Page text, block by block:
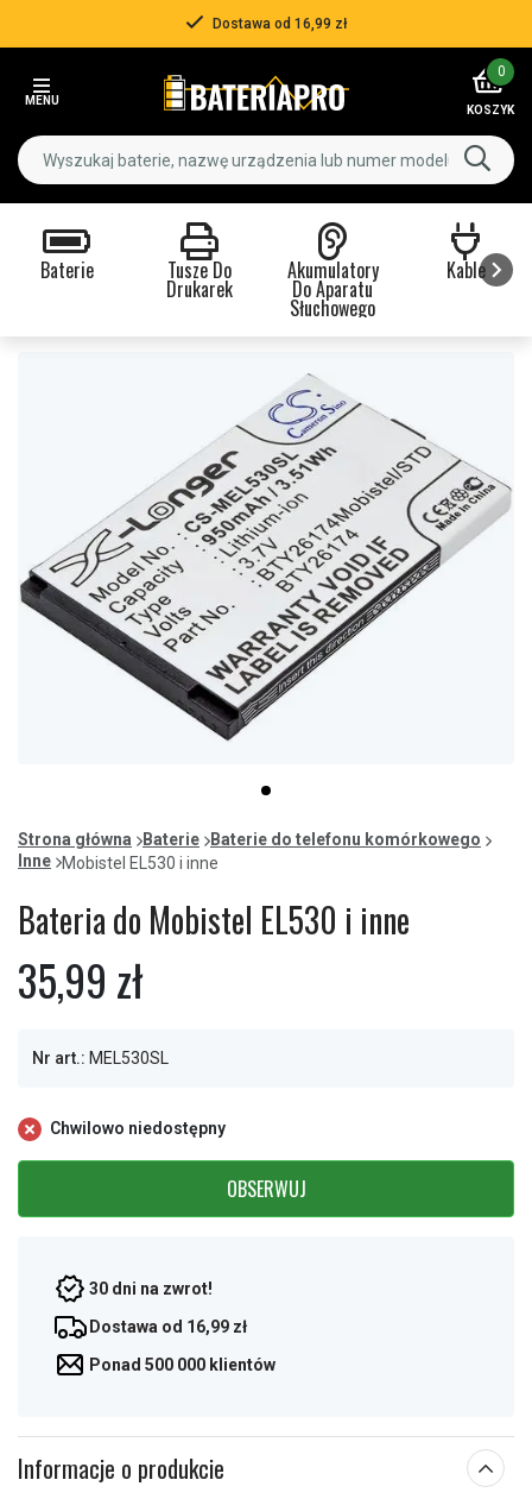
Dostawa od 16,99 zł
MENU
0
KOSZYK
Baterie Tusze Do
Drukarek
Akumulatory
Do Aparatu
Słuchowego
Kable
item
0
of
1
Strona główna Baterie
Baterie do telefonu komórkowego
Inne
Mobistel EL530 i inne
Bateria do Mobistel EL530 i inne
35,99 zł
Nr art.: MEL530SL
Chwilowo niedostępny
OBSERWUJ
30 dni na zwrot!
Dostawa od 16,99 zł
Ponad 500 000 klientów
Informacje o produkcie